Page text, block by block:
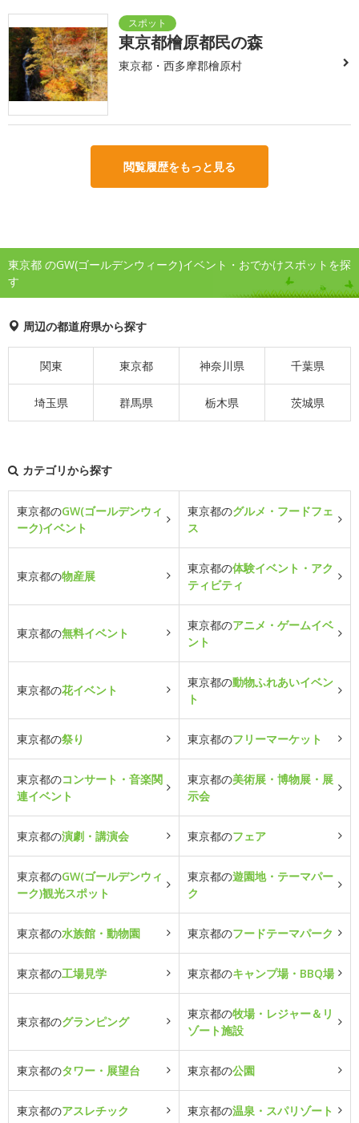
東京都檜原都民の森
東京都・西多摩郡檜原村
閲覧履歴をもっと見る
東京都 のGW(ゴールデンウィーク)イベント・おでかけスポットを探
す
周辺の都道府県から探す
関東 東京都 神奈川県 千葉県
埼玉県 群馬県 栃木県 茨城県
カテゴリから探す
東京都のGW(ゴールデンウィ
ーク)イベント
東京都のグルメ・フードフェ
ス
東京都の物産展
東京都の体験イベント・アク
ティビティ
東京都の無料イベント
東京都のアニメ・ゲームイベ
ント
東京都の花イベント
東京都の動物ふれあいイベン
ト
東京都の祭り 東京都のフリーマーケット
東京都のコンサート・音楽関
連イベント
東京都の美術展・博物展・展
示会
東京都の演劇・講演会 東京都のフェア
東京都のGW(ゴールデンウィ
ーク)観光スポット
東京都の遊園地・テーマパー
ク
東京都の水族館・動物園 東京都のフードテーマパーク
東京都の工場見学 東京都のキャンプ場・BBQ場
東京都のグランピング
東京都の牧場・レジャー＆リ
ゾート施設
東京都のタワー・展望台 東京都の公園
東京都のアスレチック 東京都の温泉・スパリゾート